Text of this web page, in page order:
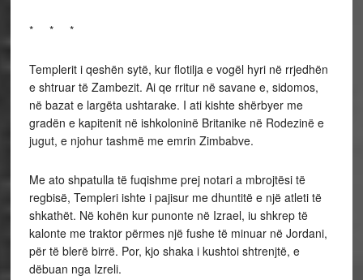
* * *
Templerit i qeshën sytë, kur flotilja e vogël hyri në rrjedhën
e shtruar të Zambezit. Ai qe rritur në savane e, sidomos,
në bazat e largëta ushtarake. I ati kishte shërbyer me
gradën e kapitenit në ishkoloninë Britanike në Rodezinë e
jugut, e njohur tashmë me emrin Zimbabve.
Me ato shpatulla të fuqishme prej notari a mbrojtësi të
regbisë, Templeri ishte i pajisur me dhuntitë e një atleti të
shkathët. Në kohën kur punonte në Izrael, iu shkrep të
kalonte me traktor përmes një fushe të minuar në Jordani,
për të blerë birrë. Por, kjo shaka i kushtoi shtrenjtë, e
dëbuan nga Izreli.